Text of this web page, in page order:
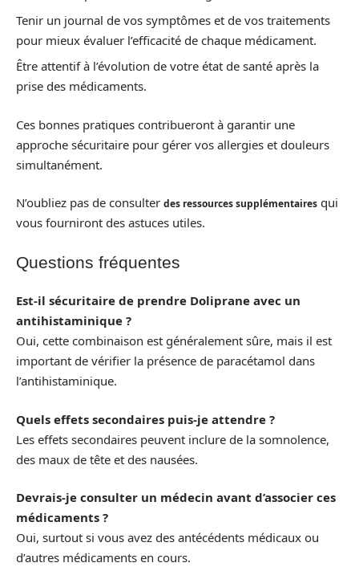
Tenir un journal de vos symptômes et de vos traitements
pour mieux évaluer l’efficacité de chaque médicament.
Être attentif à l’évolution de votre état de santé après la
prise des médicaments.
Ces bonnes pratiques contribueront à garantir une
approche sécuritaire pour gérer vos allergies et douleurs
simultanément.
N’oubliez pas de consulter des ressources supplémentaires qui
vous fourniront des astuces utiles.
Questions fréquentes
Est-il sécuritaire de prendre Doliprane avec un
antihistaminique ?
Oui, cette combinaison est généralement sûre, mais il est
important de vérifier la présence de paracétamol dans
l’antihistaminique.
Quels effets secondaires puis-je attendre ?
Les effets secondaires peuvent inclure de la somnolence,
des maux de tête et des nausées.
Devrais-je consulter un médecin avant d’associer ces
médicaments ?
Oui, surtout si vous avez des antécédents médicaux ou
d’autres médicaments en cours.